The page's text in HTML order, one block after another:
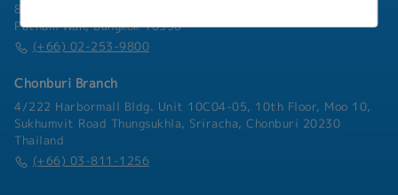
feasibility and potential risks for new products
and market-entry initiatives.- Maintain
approvals, renewals, and compliance status.-
Provide regulatory guidance and support to
International Sales, Business Development,
Marketing, R&D, Quality Assurance, and Supply
partners to ensure projects are completed
801 8th Floor, Mercury Tower, 540 Ploenchit Road, Lumphini,
Pathum Wan, Bangkok 10330
(+66) 02-253-9800
Chonburi Branch
4/222 Harbormall Bldg. Unit 10C04-05, 10th Floor, Moo 10,
Sukhumvit Road Thungsukhla, Sriracha, Chonburi 20230
Thailand
(+66) 03-811-1256